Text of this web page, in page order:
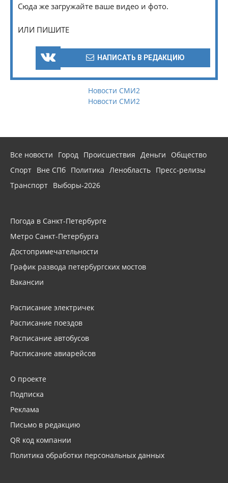
Сюда же загружайте ваше видео и фото.
ИЛИ ПИШИТЕ
НАПИСАТЬ В РЕДАКЦИЮ
Новости СМИ2
Новости СМИ2
Все новости Город Происшествия Деньги
Общество
Спорт Вне СПб Политика Ленобласть Пресс-релизы
Транспорт Выборы-2026
Погода в Санкт-Петербурге
Метро Санкт-Петербурга
Достопримечательности
График развода петербургских мостов
Вакансии
Расписание электричек
Расписание поездов
Расписание автобусов
Расписание авиарейсов
О проекте
Подписка
Реклама
Письмо в редакцию
QR код компании
Политика обработки персональных данных